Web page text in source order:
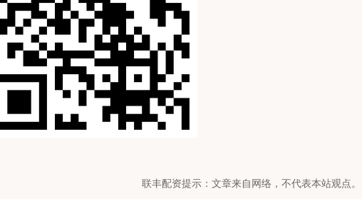
联丰配资提示：文章来自网络，不代表本站观点。